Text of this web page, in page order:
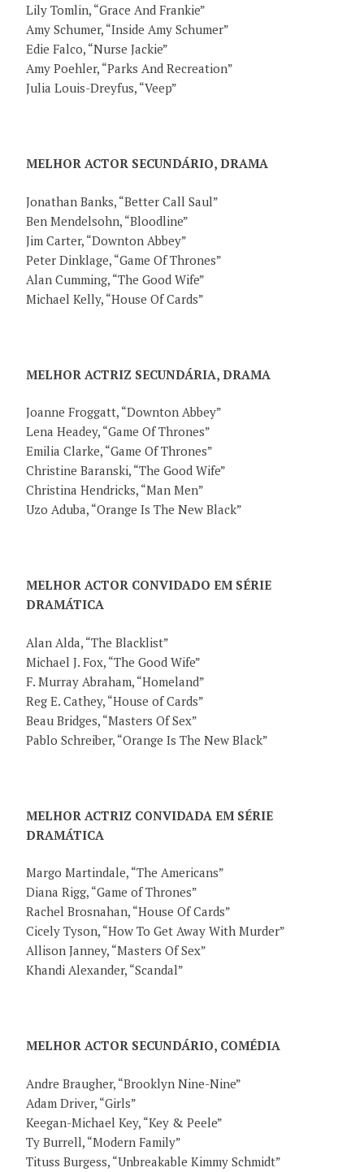
Lily Tomlin, “Grace And Frankie”
Amy Schumer, “Inside Amy Schumer”
Edie Falco, “Nurse Jackie”
Amy Poehler, “Parks And Recreation”
Julia Louis-Dreyfus, “Veep”
MELHOR ACTOR SECUNDÁRIO, DRAMA
Jonathan Banks, “Better Call Saul”
Ben Mendelsohn, “Bloodline”
Jim Carter, “Downton Abbey”
Peter Dinklage, “Game Of Thrones”
Alan Cumming, “The Good Wife”
Michael Kelly, “House Of Cards”
MELHOR ACTRIZ SECUNDÁRIA, DRAMA
Joanne Froggatt, “Downton Abbey”
Lena Headey, “Game Of Thrones”
Emilia Clarke, “Game Of Thrones”
Christine Baranski, “The Good Wife”
Christina Hendricks, “Man Men”
Uzo Aduba, “Orange Is The New Black”
MELHOR ACTOR CONVIDADO EM SÉRIE
DRAMÁTICA
Alan Alda, “The Blacklist”
Michael J. Fox, “The Good Wife”
F. Murray Abraham, “Homeland”
Reg E. Cathey, “House of Cards”
Beau Bridges, “Masters Of Sex”
Pablo Schreiber, “Orange Is The New Black”
MELHOR ACTRIZ CONVIDADA EM SÉRIE
DRAMÁTICA
Margo Martindale, “The Americans”
Diana Rigg, “Game of Thrones”
Rachel Brosnahan, “House Of Cards”
Cicely Tyson, “How To Get Away With Murder”
Allison Janney, “Masters Of Sex”
Khandi Alexander, “Scandal”
MELHOR ACTOR SECUNDÁRIO, COMÉDIA
Andre Braugher, “Brooklyn Nine-Nine”
Adam Driver, “Girls”
Keegan-Michael Key, “Key & Peele”
Ty Burrell, “Modern Family”
Tituss Burgess, “Unbreakable Kimmy Schmidt”